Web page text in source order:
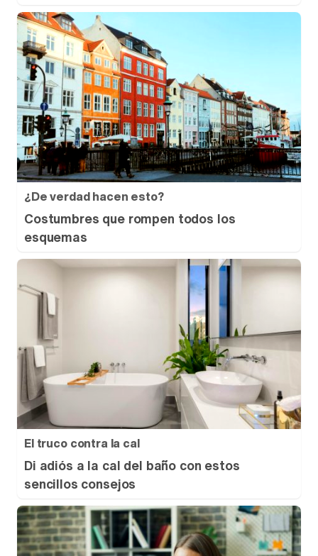
¿De verdad hacen esto?
Costumbres que rompen todos los
esquemas
El truco contra la cal
Di adiós a la cal del baño con estos
sencillos consejos